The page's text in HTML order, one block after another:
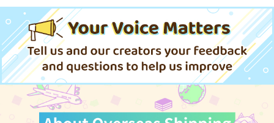
宇宙船持ちだったの
で、一戸建て目指して
傭兵として自由に生き
たい 17
KADOKAWA
1,650円 （税込）
サンプル
作品詳細
ました 私だけ『攻略
サイト』を見れる世界
で自由に生きます 12
講談社
サンプル
の悪役モブですが、断
罪は嫌なので真っ当に
生きます@COMIC 5
ＴＯブックス
759 （税込）
サンプル